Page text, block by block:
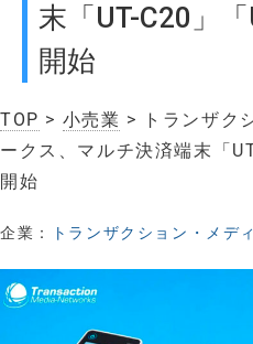
末「UT-C20」
開始
TOP > 小売業 > トランザク
ークス、マルチ決済端末「
開始
企業： トランザクション・メデ